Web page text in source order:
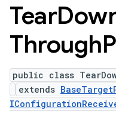
Tear
Through
public class
extends